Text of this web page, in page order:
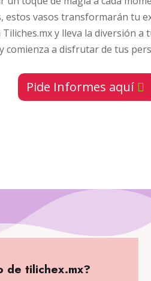
estos vasos transformarán tu
y lleva la diversión
comienza a disfrutar de tus
Pide Informes aquí
de tilichex.mx?